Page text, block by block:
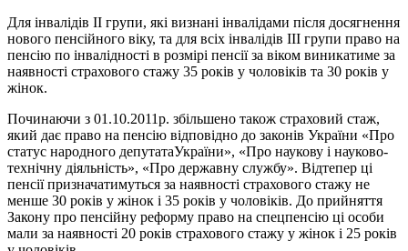
Для інвалідів ІІ групи, які визнані інвалідами після досягнення
нового пенсійного віку, та для всіх інвалідів ІІІ групи право на
пенсію по інвалідності в розмірі пенсії за віком виникатиме за
наявності страхового стажу 35 років у чоловіків та 30 років у
жінок.
Починаючи з 01.10.2011р. збільшено також страховий стаж,
який дає право на пенсію відповідно до законів України «Про
статус народного депутатаУкраїни», «Про наукову і науково-
технічну діяльність», «Про державну службу». Відтепер ці
пенсії призначатимуться за наявності страхового стажу не
менше 30 років у жінок і 35 років у чоловіків. До прийняття
Закону про пенсійну реформу право на спецпенсію ці особи
мали за наявності 20 років страхового стажу у жінок і 25 років